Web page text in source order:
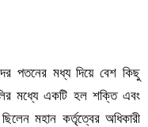
পতনের মধ্য দিয়ে বেশ কিছু
মধ্যে একটি হল শক্তি এবং
মহান কর্তৃত্বের অধিকারী